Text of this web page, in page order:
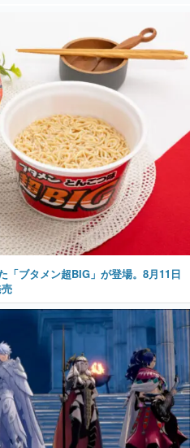
「ブタメン超BIG」が登場。8月11日